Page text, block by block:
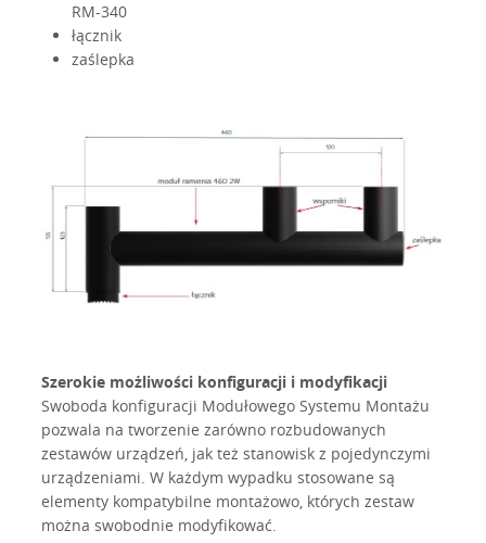
RM-340
łącznik
zaślepka
Szerokie możliwości konfiguracji i modyfikacji
Swoboda konfiguracji Modułowego Systemu Montażu
pozwala na tworzenie zarówno rozbudowanych
zestawów urządzeń, jak też stanowisk z pojedynczymi
urządzeniami. W każdym wypadku stosowane są
elementy kompatybilne montażowo, których zestaw
można swobodnie modyfikować.